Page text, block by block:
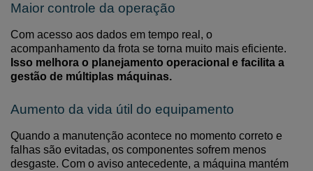
Maior controle da operação
Com acesso aos dados em tempo real, o
acompanhamento da frota se torna muito mais eficiente.
Isso melhora o planejamento operacional e facilita a
gestão de múltiplas máquinas.
Aumento da vida útil do equipamento
Quando a manutenção acontece no momento correto e
falhas são evitadas, os componentes sofrem menos
desgaste. Com o aviso antecedente, a máquina mantém